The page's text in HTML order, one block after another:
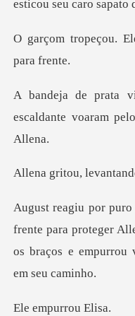
estic
escaldante voaram
ou, levanta
te para proteger
os bra
purrou